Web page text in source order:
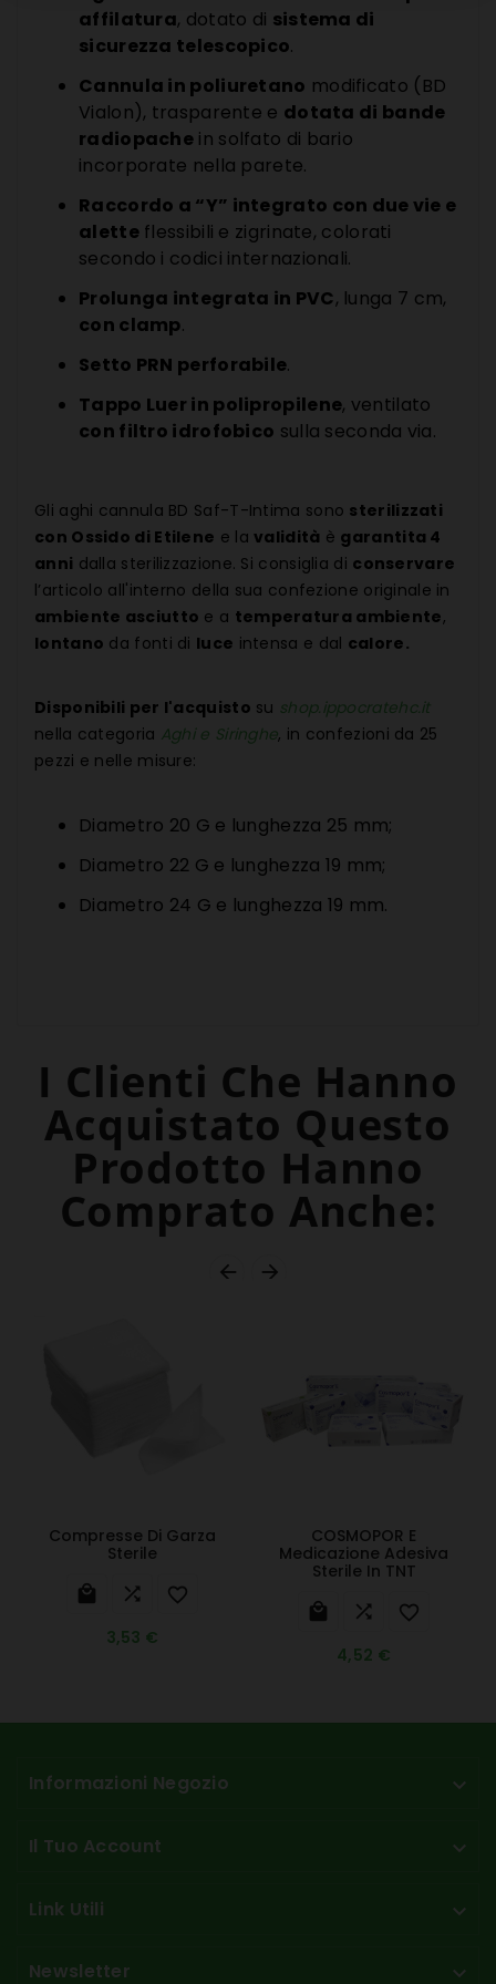
affilatura, dotato di sistema di
sicurezza telescopico.
Cannula in poliuretano modificato (BD
Vialon), trasparente e dotata di bande
radiopache in solfato di bario
incorporate nella parete.
Raccordo a “Y” integrato con due vie e
aletteflessibili e zigrinate, colorati
secondo i codici internazionali.
Prolunga integrata in PVC, lunga 7 cm,
con clamp.
Setto PRN perforabile.
Tappo Luer in polipropilene, ventilato
con filtro idrofobico sulla seconda via.
Gli aghi cannula BD Saf-T-Intima sono sterilizzati
con Ossido di Etilene e lavalidità è garantita 4
anni dalla sterilizzazione. Si consiglia di conservare
l’articolo all'interno della sua confezione originale in
ambiente asciutto e a temperatura ambiente,
lontano da fonti di luce intensa e dal calore.
Disponibili per l'acquisto su shop.ippocratehc.it
nella categoria Aghi e Siringhe, in confezioni da 25
pezzi e nelle misure:
Diametro 20 G e lunghezza 25 mm;
Diametro 22 G e lunghezza 19 mm;
Diametro 24 G e lunghezza 19 mm.
I Clienti Che Hanno
Acquistato Questo
Prodotto Hanno
Comprato Anche:
 
Compresse Di Garza
Sterile
  
3,53 €
COSMOPOR E
Medicazione Adesiva
Sterile In TNT
  
4,52 €
Informazioni Negozio 
Il Tuo Account 
Link Utili 
Newsletter 